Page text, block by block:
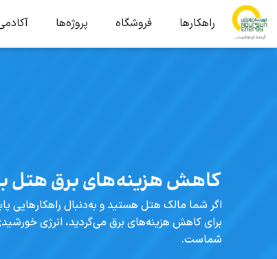
راهکارها فروشگاه پروژه‌ها
کاهش هزینه‌های برق هتل
اگر شما مالک هتل هستید و به‌دنبال راهکارهایی
برای کاهش هزینه‌های برق می‌گردید، انرژی
شماست.